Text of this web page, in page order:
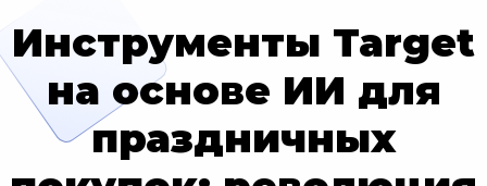
Инструменты Target
на основе ИИ для
праздничных